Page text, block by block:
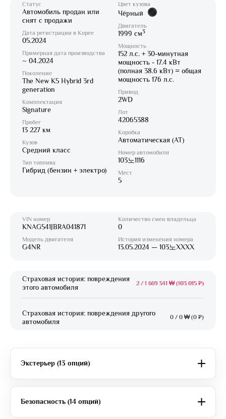
Статус
Автомобиль продан или
снят с продажи
Дата регистрации в Корее
05.2024
Примерная дата производства
~ 04.2024
Поколение
The New K5 Hybrid 3rd
generation
Комплектация
Signature
Пробег
13 227 км
Кузов
Средний класс
Тип топлива
Гибрид (бензин + электро)
Цвет кузова
Чёрный
Двигатель
1999 см3
Мощность
152 л.с. + 30-минутная
мощность - 17.4 кВт
(полная 38.6 кВт) = общая
мощность 176 л.с.
Привод
2WD
Лот
42065388
Коробка
Автоматическая (AT)
Номер автомобиля
103노1116
Мест
5
VIN номер
KNAG541JBRA041871
Модель двигателя
G4NR
Количество смен владельца
0
История изменения номера
13.05.2024 — 103노XXXX
Страховая история: повреждения
этого автомобиля
2 / 1 669 341 ₩ (103 015 ₽)
Страховая история: повреждения другого
автомобиля
0 / 0 ₩ (0 ₽)
Экстерьер (13 опций)
Безопасность (14 опций)